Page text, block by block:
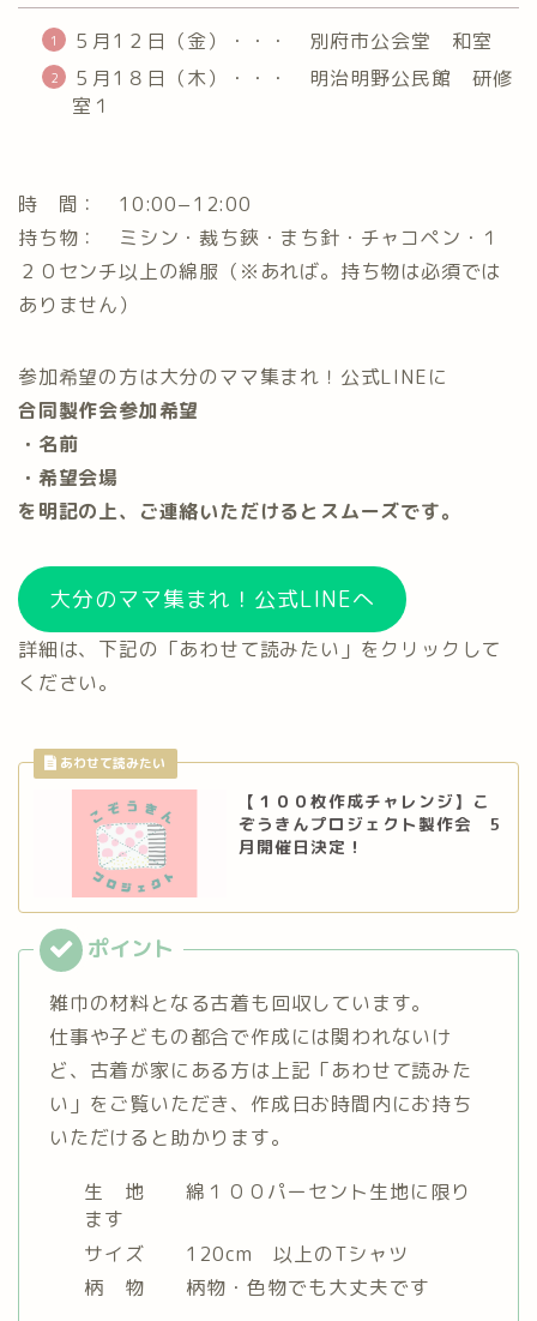
５月1２日（金）・・・ 別府市公会堂 和室
５月1８日（木）・・・ 明治明野公民館 研修
室１
時 間： 10:00−12:00
持ち物： ミシン・裁ち鋏・まち針・チャコペン・１
２０センチ以上の綿服（※あれば。持ち物は必須では
ありません）
参加希望の方は大分のママ集まれ！公式LINEに
合同製作会参加希望
・名前
・希望会場
を明記の上、ご連絡いただけるとスムーズです。
大分のママ集まれ！公式LINEへ
詳細は、下記の「あわせて読みたい」をクリックして
ください。
【１００枚作成チャレンジ】こ
ぞうきんプロジェクト製作会 5
月開催日決定！
雑巾の材料となる古着も回収しています。
仕事や子どもの都合で作成には関われないけ
ど、古着が家にある方は上記「あわせて読みた
い」をご覧いただき、作成日お時間内にお持ち
いただけると助かります。
生 地 綿１００パーセント生地に限り
ます
サイズ 120cm 以上のTシャツ
柄 物 柄物・色物でも大丈夫です